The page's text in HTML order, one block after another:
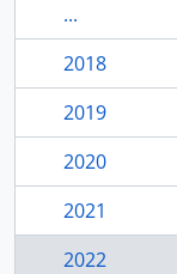
...
2018
2019
2020
2021
2022